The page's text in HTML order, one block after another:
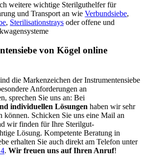
weitere wichtige Sterilguthelfer für
und Transport an wie Verbundsiebe,
, Sterilisationstrays oder offene und
von Kögel online
die Markenzeichen der Instrumentensiebe
Anforderungen an
sprechen Sie uns an: Bei
individuellen Lösungen haben wir sehr
können. Schicken Sie uns eine Mail an
wir finden für Ihre Sterilgut-
Lösung. Kompetente Beratung in
erhalten Sie auch direkt am Telefon unter
. Wir freuen uns auf Ihren Anruf!